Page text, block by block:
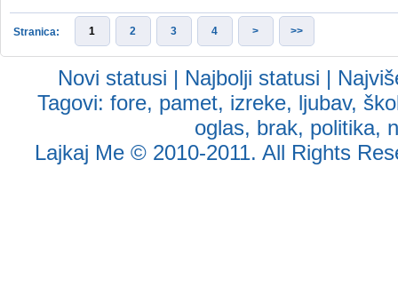
Stranica: 1 2 3 4 > >>
Novi statusi | Najbolji statusi |
Tagovi: fore, pamet, izreke, ljubav,
oglas, brak, politika,
Lajkaj Me © 2010-2011. All Rights